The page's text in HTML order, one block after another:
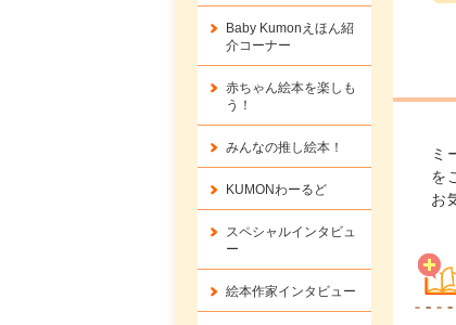
ミ
を
お
Baby Kumonえほん紹
介コーナー
赤ちゃん絵本を楽しも
う！
みんなの推し絵本！
KUMONわーるど
スペシャルインタビュ
ー
絵本作家インタビュー